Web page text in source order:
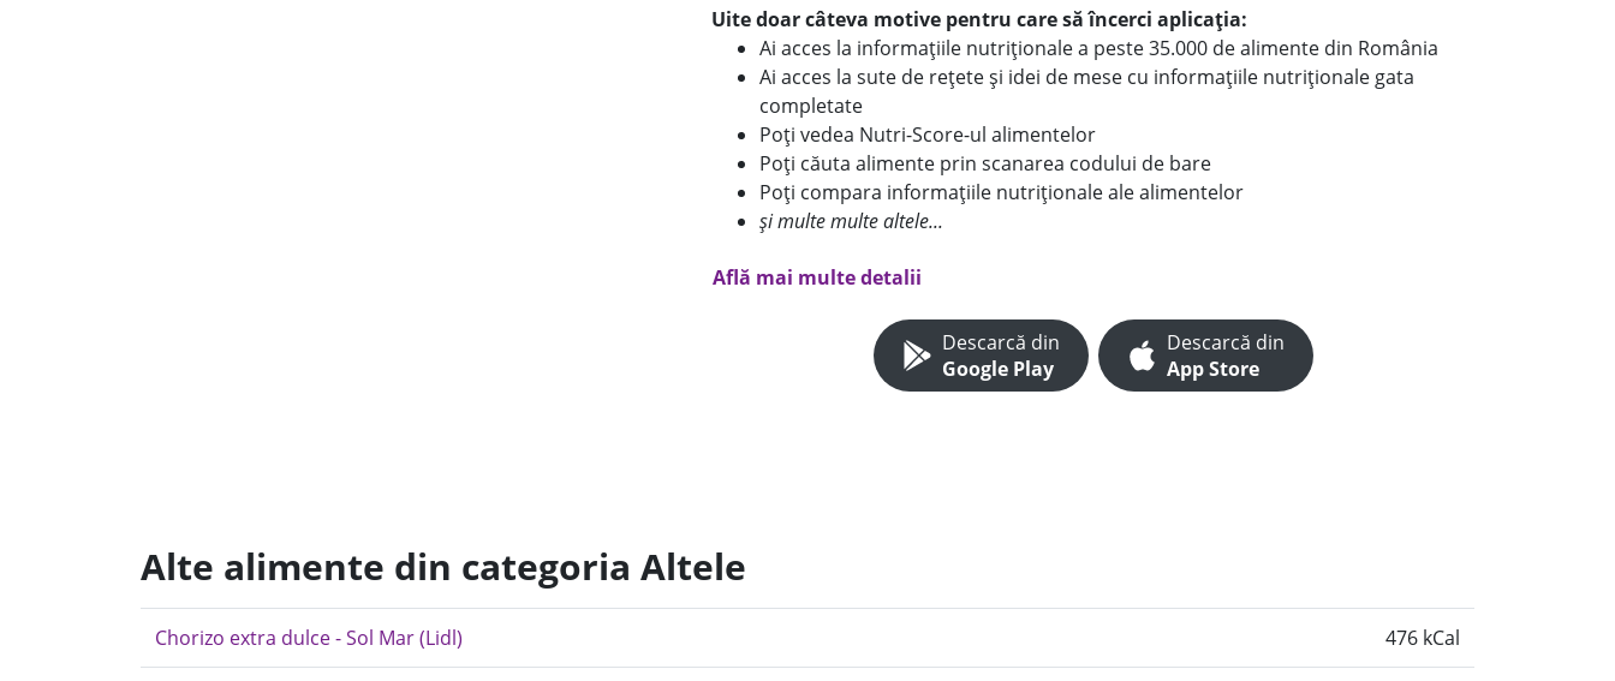
Uite doar câteva motive pentru care să încerci aplicația:
Ai acces la informațiile nutriționale a peste 35.000 de alimente din România
Ai acces la sute de rețete și idei de mese cu informațiile nutriționale gata
completate
Poți vedea Nutri-Score-ul alimentelor
Poți căuta alimente prin scanarea codului de bare
Poți compara informațiile nutriționale ale alimentelor
și multe multe altele...
Află mai multe detalii
Descarcă din
Google Play
Descarcă din
App Store
Alte alimente din categoria Altele
Chorizo extra dulce - Sol Mar (Lidl) 476 kCal